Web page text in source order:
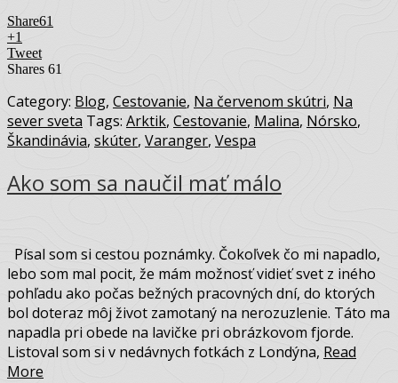
Share61
+1
Tweet
Shares 61
Category: Blog, Cestovanie, Na červenom skútri, Na
sever sveta Tags: Arktik, Cestovanie, Malina, Nórsko,
Škandinávia, skúter, Varanger, Vespa
Ako som sa naučil mať málo
Písal som si cestou poznámky. Čokoľvek čo mi napadlo,
lebo som mal pocit, že mám možnosť vidieť svet z iného
pohľadu ako počas bežných pracovných dní, do ktorých
bol doteraz môj život zamotaný na nerozuzlenie. Táto ma
napadla pri obede na lavičke pri obrázkovom fjorde.
Listoval som si v nedávnych fotkách z Londýna, Read
More